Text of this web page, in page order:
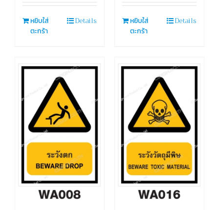
หยิบใส่
ตะกร้า
Details
หยิบใส่
ตะกร้า
Details